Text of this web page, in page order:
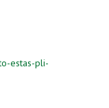
estas-pli-